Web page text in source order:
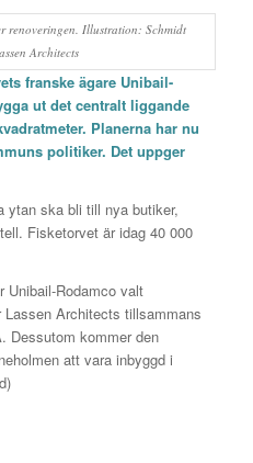
renoveringen. Illustration: Schmidt
Architects
franske ägare Unibail-
ut det centralt liggande
Planerna har nu
politiker. Det uppger
ytan ska bli till nya butiker,
Fisketorvet är idag 40 000
Unibail-Rodamco valt
Architects tillsammans
Dessutom kommer den
att vara inbyggd i